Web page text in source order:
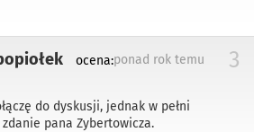
3
ponad rok temu
ocena:
do dyskusji, jednak w pełni
pana Zybertowicza.